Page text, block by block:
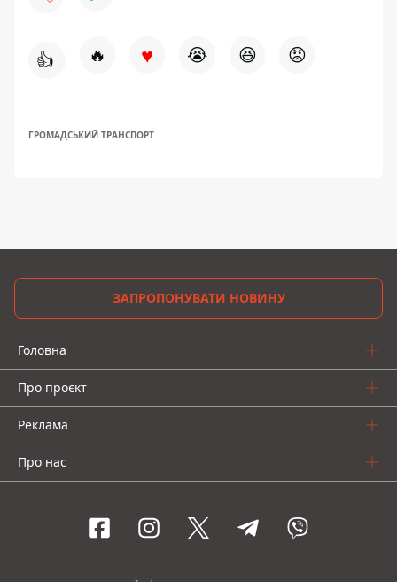
👍 🔥 ♥ 😭 😆 😡
ГРОМАДСЬКИЙ ТРАНСПОРТ
ЗАПРОПОНУВАТИ НОВИНУ
Головна
Про проєкт
Реклама
Про нас